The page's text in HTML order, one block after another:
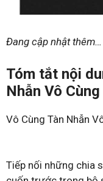
Đang cập nhật thêm…
Tóm tắt nội
Nhẫn Vô
Vô Cùng Tàn Nhẫn
Tiếp nối những chia